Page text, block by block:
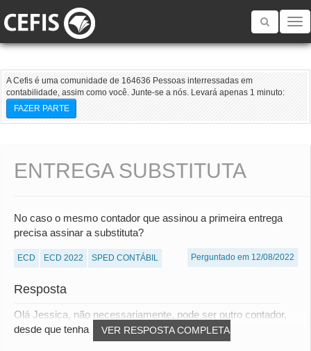
Toggle
A Cefis é uma comunidade de 164636 Pessoas interressadas em
contabilidade, assim como você. Junte-se a nós. Levará apenas 1 minuto:
FAZER PARTE
ENTREGA SUBSTITUTA
No caso o mesmo contador que assinou a primeira entrega
precisa assinar a substituta?
ECD ECD 2022 SPED CONTÁBIL Perguntado em 12/08/2022
Resposta
VER RESPOSTA COMPLETA
Olá Jessica, não necessariamente, pode ser outro contador,
desde que tenha poderes para isso. abs